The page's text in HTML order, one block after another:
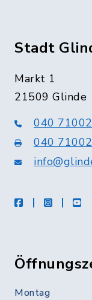
Stadt
Markt 1
21509 Glinde
040
040
facebookinstagram
Montag